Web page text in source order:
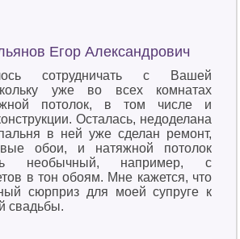
Егор Александрович
сотрудничать с Вашей
уже во всех комнатах
потолок, в том числе и
Осталась, недоделана
в ней уже сделан ремонт,
обои, и натяжной потолок
необычный, например, с
в тон обоям. Мне кажется, что
сюрприз для моей супруге к
свадьбы.